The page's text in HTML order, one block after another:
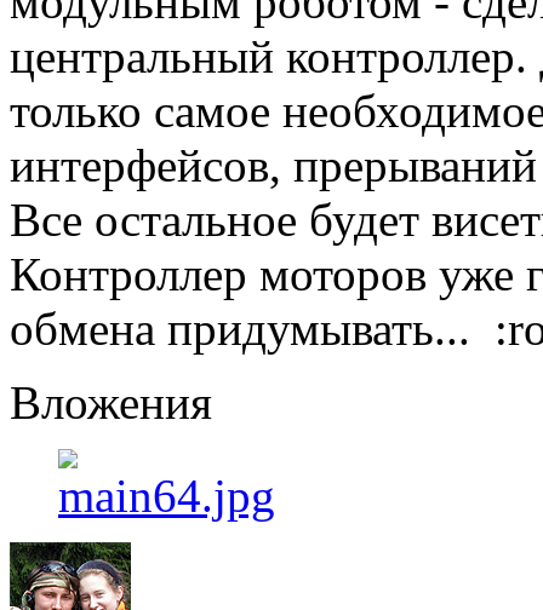
центральный
только самое
интерфейсов,
Все остальное будет
Контроллер моторов уже
обмена придумывать...
Вложения